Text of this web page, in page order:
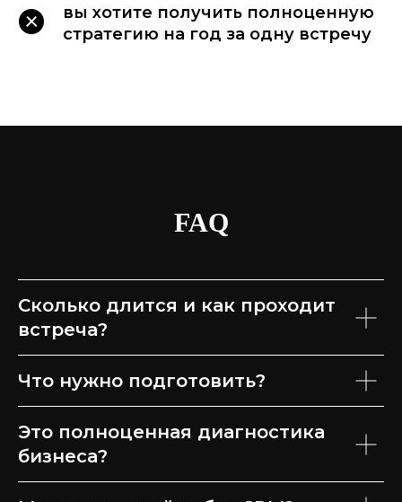
вы хотите получить полноценную
стратегию на год за одну встречу
FAQ
Сколько длится и как проходит
встреча?
Что нужно подготовить?
Это полноценная диагностика
бизнеса?